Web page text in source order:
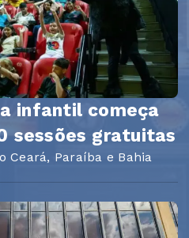
infantil começa
sessões gratuitas
Ceará, Paraíba e Bahia